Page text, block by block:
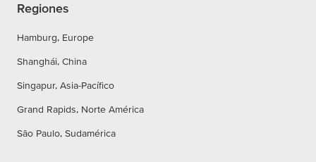
Regiones
Hamburg, Europe
Shanghái, China
Singapur, Asia-Pacífico
Grand Rapids, Norte América
São Paulo, Sudamérica